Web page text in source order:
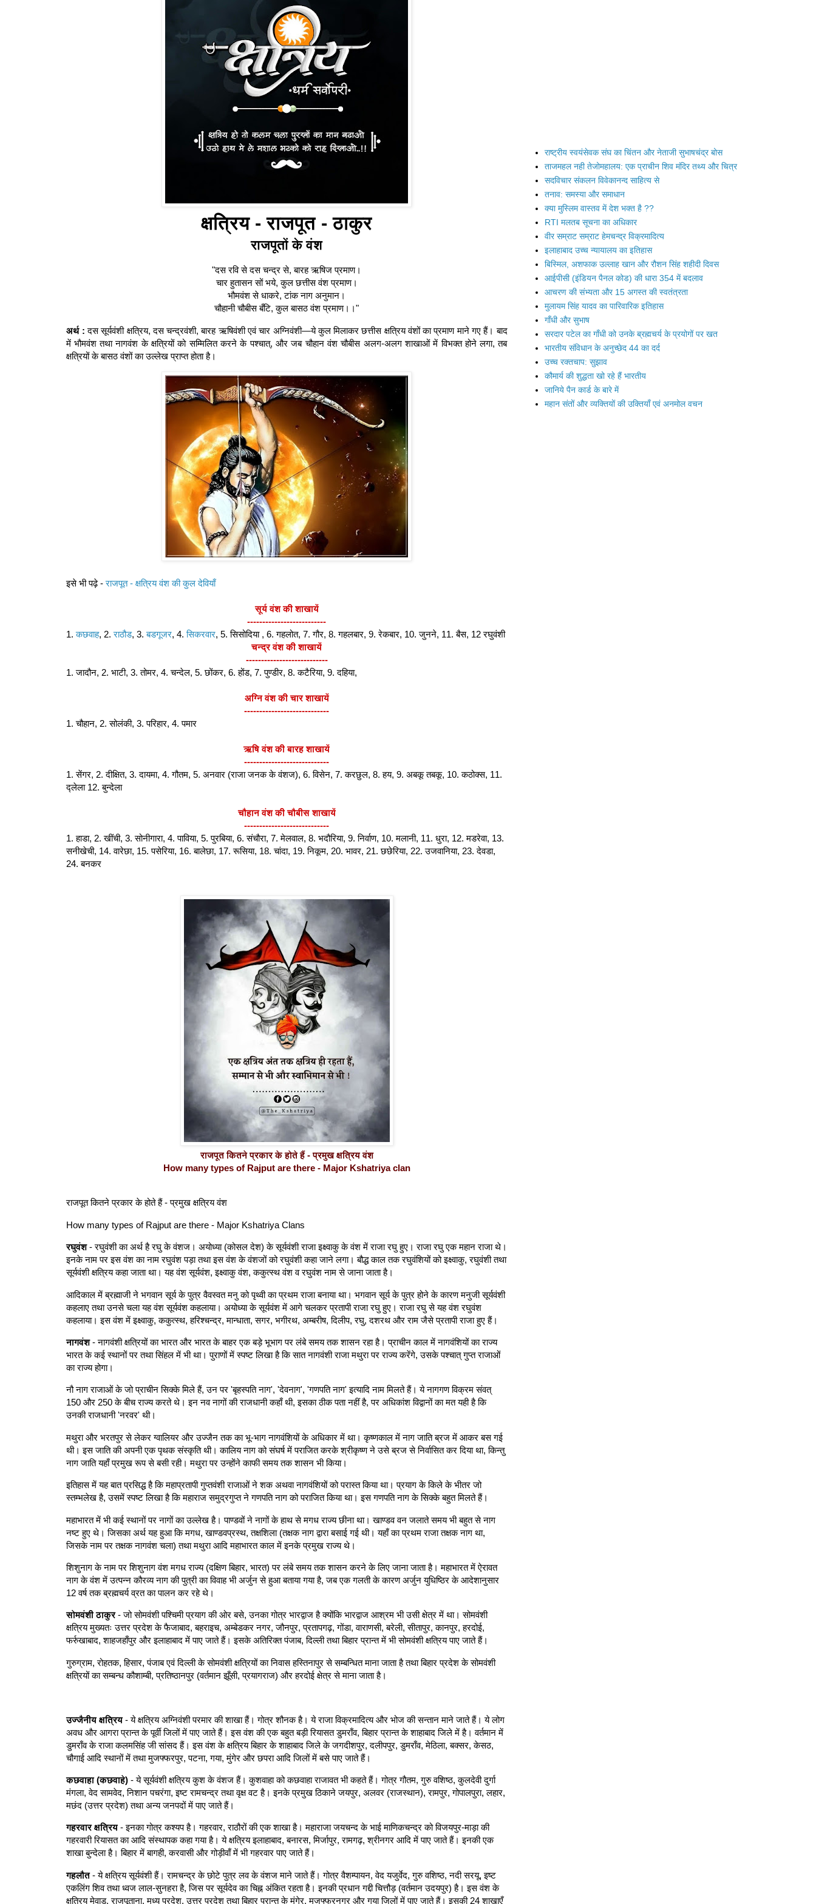
क्षत्रिय - राजपूत - ठाकुर
राजपूतों के वंश
"दस रवि से दस चन्द्र से, बारह ऋषिज प्रमाण।
चार हुतासन सों भये, कुल छत्तीस वंश प्रमाण।
भौमवंश से धाकरे, टांक नाग अनुमान।
चौहानी चौबीस बँटि, कुल बासठ वंश प्रमाण।।"
अर्थ : दस सूर्यवंशी क्षत्रिय, दस चन्द्रवंशी, बारह ऋषिवंशी एवं चार अग्निवंशी—ये कुल मिलाकर छत्तीस क्षत्रिय वंशों का प्रमाण माने गए हैं। बाद
में भौमवंश तथा नागवंश के क्षत्रियों को सम्मिलित करने के पश्चात्, और जब चौहान वंश चौबीस अलग-अलग शाखाओं में विभक्त होने लगा, तब
क्षत्रियों के बासठ वंशों का उल्लेख प्राप्त होता है।
इसे भी पढ़े -राजपूत - क्षत्रिय वंश की कुल देवियाँ
सूर्य वंश की शाखायें
--------------------------
1.कछवाह, 2.राठौड, 3.बडगूजर, 4.सिकरवार, 5. सिसोदिया , 6. गहलोत, 7. गौर, 8. गहलबार, 9. रेकबार, 10. जुनने, 11. बैस, 12 रघुवंशी
चन्द्र वंश की शाखायें
---------------------------
1. जादौन, 2. भाटी, 3. तोमर, 4. चन्देल, 5. छोंकर, 6. होंड, 7. पुण्डीर, 8. कटैरिया, 9. दहिया,
अग्नि वंश की चार शाखायें
----------------------------
1. चौहान, 2. सोलंकी, 3. परिहार, 4. पमार
ऋषि वंश की बारह शाखायें
----------------------------
1. सेंगर, 2. दीक्षित, 3. दायमा, 4. गौतम, 5. अनवार (राजा जनक के वंशज), 6. विसेन, 7. करछुल, 8. हय, 9. अबकू तबकू, 10. कठोक्स, 11.
द्लेला 12. बुन्देला
चौहान वंश की चौबीस शाखायें
----------------------------
1. हाडा, 2. खींची, 3. सोनीगारा, 4. पाविया, 5. पुरबिया, 6. संचौरा, 7. मेलवाल, 8. भदौरिया, 9. निर्वाण, 10. मलानी, 11. धुरा, 12. मडरेवा, 13.
सनीखेची, 14. वारेछा, 15. पसेरिया, 16. बालेछा, 17. रूसिया, 18. चांदा, 19. निकूम, 20. भावर, 21. छछेरिया, 22. उजवानिया, 23. देवडा,
24. बनकर
राजपूत कितने प्रकार के होते हैं - प्रमुख क्षत्रिय वंश
How many types of Rajput are there - Major Kshatriya clan
राजपूत कितने प्रकार के होते हैं - प्रमुख क्षत्रिय वंश
How many types of Rajput are there - Major Kshatriya Clans
रघुवंश- रघुवंशी का अर्थ है रघु के वंशज। अयोध्या (कोसल देश) के सूर्यवंशी राजा इक्ष्वाकु के वंश में राजा रघु हुए। राजा रघु एक महान राजा थे।
इनके नाम पर इस वंश का नाम रघुवंश पड़ा तथा इस वंश के वंशजों को रघुवंशी कहा जाने लगा। बौद्ध काल तक रघुवंशियों को इक्ष्वाकु, रघुवंशी तथा
सूर्यवंशी क्षत्रिय कहा जाता था। यह वंश सूर्यवंश, इक्ष्वाकु वंश, ककुत्स्थ वंश व रघुवंश नाम से जाना जाता है।
आदिकाल में ब्रह्माजी ने भगवान सूर्य के पुत्र वैवस्वत मनु को पृथ्वी का प्रथम राजा बनाया था। भगवान सूर्य के पुत्र होने के कारण मनुजी सूर्यवंशी
कहलाए तथा उनसे चला यह वंश सूर्यवंश कहलाया। अयोध्या के सूर्यवंश में आगे चलकर प्रतापी राजा रघु हुए। राजा रघु से यह वंश रघुवंश
कहलाया। इस वंश में इक्ष्वाकु, ककुत्स्थ, हरिश्चन्द्र, मान्धाता, सगर, भगीरथ, अम्बरीष, दिलीप, रघु, दशरथ और राम जैसे प्रतापी राजा हुए हैं।
नागवंश- नागवंशी क्षत्रियों का भारत और भारत के बाहर एक बड़े भूभाग पर लंबे समय तक शासन रहा है। प्राचीन काल में नागवंशियों का राज्य
भारत के कई स्थानों पर तथा सिंहल में भी था। पुराणों में स्पष्ट लिखा है कि सात नागवंशी राजा मथुरा पर राज्य करेंगे, उसके पश्चात् गुप्त राजाओं
का राज्य होगा।
नौ नाग राजाओं के जो प्राचीन सिक्के मिले हैं, उन पर 'बृहस्पति नाग', 'देवनाग', 'गणपति नाग' इत्यादि नाम मिलते हैं। ये नागगण विक्रम संवत्
150 और 250 के बीच राज्य करते थे। इन नव नागों की राजधानी कहाँ थी, इसका ठीक पता नहीं है, पर अधिकांश विद्वानों का मत यही है कि
उनकी राजधानी 'नरवर' थी।
मथुरा और भरतपुर से लेकर ग्वालियर और उज्जैन तक का भू-भाग नागवंशियों के अधिकार में था। कृष्णकाल में नाग जाति ब्रज में आकर बस गई
थी। इस जाति की अपनी एक पृथक संस्कृति थी। कालिय नाग को संघर्ष में पराजित करके श्रीकृष्ण ने उसे ब्रज से निर्वासित कर दिया था, किन्तु
नाग जाति यहाँ प्रमुख रूप से बसी रही। मथुरा पर उन्होंने काफी समय तक शासन भी किया।
इतिहास में यह बात प्रसिद्ध है कि महाप्रतापी गुप्तवंशी राजाओं ने शक अथवा नागवंशियों को परास्त किया था। प्रयाग के किले के भीतर जो
स्तम्भलेख है, उसमें स्पष्ट लिखा है कि महाराज समुद्रगुप्त ने गणपति नाग को पराजित किया था। इस गणपति नाग के सिक्के बहुत मिलते हैं।
महाभारत में भी कई स्थानों पर नागों का उल्लेख है। पाण्डवों ने नागों के हाथ से मगध राज्य छीना था। खाण्डव वन जलाते समय भी बहुत से नाग
नष्ट हुए थे। जिसका अर्थ यह हुआ कि मगध, खाण्डवप्रस्थ, तक्षशिला (तक्षक नाग द्वारा बसाई गई थी। यहाँ का प्रथम राजा तक्षक नाग था,
जिसके नाम पर तक्षक नागवंश चला) तथा मथुरा आदि महाभारत काल में इनके प्रमुख राज्य थे।
शिशुनाग के नाम पर शिशुनाग वंश मगध राज्य (दक्षिण बिहार, भारत) पर लंबे समय तक शासन करने के लिए जाना जाता है। महाभारत में ऐरावत
नाग के वंश में उत्पन्न कौरव्य नाग की पुत्री का विवाह भी अर्जुन से हुआ बताया गया है, जब एक गलती के कारण अर्जुन युधिष्ठिर के आदेशानुसार
12 वर्ष तक ब्रह्मचर्य व्रत का पालन कर रहे थे।
सोमवंशी ठाकुर- जो सोमवंशी पश्चिमी प्रयाग की ओर बसे, उनका गोत्र भारद्वाज है क्योंकि भारद्वाज आश्रम भी उसी क्षेत्र में था। सोमवंशी
क्षत्रिय मुख्यतः उत्तर प्रदेश के फैजाबाद, बहराइच, अम्बेडकर नगर, जौनपुर, प्रतापगढ़, गोंडा, वाराणसी, बरेली, सीतापुर, कानपुर, हरदोई,
फर्रुखाबाद, शाहजहाँपुर और इलाहाबाद में पाए जाते हैं। इसके अतिरिक्त पंजाब, दिल्ली तथा बिहार प्रान्त में भी सोमवंशी क्षत्रिय पाए जाते हैं।
गुरुग्राम, रोहतक, हिसार, पंजाब एवं दिल्ली के सोमवंशी क्षत्रियों का निवास हस्तिनापुर से सम्बन्धित माना जाता है तथा बिहार प्रदेश के सोमवंशी
क्षत्रियों का सम्बन्ध कौशाम्बी, प्रतिष्ठानपुर (वर्तमान झूँसी, प्रयागराज) और हरदोई क्षेत्र से माना जाता है।
उज्जैनीय क्षत्रिय- ये क्षत्रिय अग्निवंशी परमार की शाखा हैं। गोत्र शौनक है। ये राजा विक्रमादित्य और भोज की सन्तान माने जाते हैं। ये लोग
अवध और आगरा प्रान्त के पूर्वी जिलों में पाए जाते हैं। इस वंश की एक बहुत बड़ी रियासत डुमराँव, बिहार प्रान्त के शाहाबाद जिले में है। वर्तमान में
डुमराँव के राजा कलमसिंह जी सांसद हैं। इस वंश के क्षत्रिय बिहार के शाहाबाद जिले के जगदीशपुर, दलीपपुर, डुमराँव, मेठिला, बक्सर, केसठ,
चौगाई आदि स्थानों में तथा मुजफ्फरपुर, पटना, गया, मुंगेर और छपरा आदि जिलों में बसे पाए जाते हैं।
कछवाहा (कछवाहे)- ये सूर्यवंशी क्षत्रिय कुश के वंशज हैं। कुशवाहा को कछवाहा राजावत भी कहते हैं। गोत्र गौतम, गुरु वशिष्ठ, कुलदेवी दुर्गा
मंगला, वेद सामवेद, निशान पचरंगा, इष्ट रामचन्द्र तथा वृक्ष वट है। इनके प्रमुख ठिकाने जयपुर, अलवर (राजस्थान), रामपुर, गोपालपुरा, लहार,
मछंद (उत्तर प्रदेश) तथा अन्य जनपदों में पाए जाते हैं।
गहरवार क्षत्रिय- इनका गोत्र कश्यप है। गहरवार, राठौरों की एक शाखा है। महाराजा जयचन्द के भाई माणिकचन्द्र को विजयपुर-माड़ा की
गहरवारी रियासत का आदि संस्थापक कहा गया है। ये क्षत्रिय इलाहाबाद, बनारस, मिर्जापुर, रामगढ़, श्रीनगर आदि में पाए जाते हैं। इनकी एक
शाखा बुन्देला है। बिहार में बागही, करवासी और गोड़ीवाँ में भी गहरवार पाए जाते हैं।
गहलौत- ये क्षत्रिय सूर्यवंशी हैं। रामचन्द्र के छोटे पुत्र लव के वंशज माने जाते हैं। गोत्र वैशम्पायन, वेद यजुर्वेद, गुरु वशिष्ठ, नदी सरयू, इष्ट
एकलिंग शिव तथा ध्वज लाल-सुनहरा है, जिस पर सूर्यदेव का चिह्न अंकित रहता है। इनकी प्रधान गद्दी चित्तौड़ (वर्तमान उदयपुर) है। इस वंश के
क्षत्रिय मेवाड़, राजपूताना, मध्य प्रदेश, उत्तर प्रदेश तथा बिहार प्रान्त के मुंगेर, मुजफ्फरनगर और गया जिलों में पाए जाते हैं। इसकी 24 शाखाएँ
राष्ट्रीय स्वयंसेवक संघ का चिंतन और नेताजी सुभाषचंद्र बोस
ताजमहल नही तेजोमहालय: एक प्राचीन शिव मंदिर तथ्य और चित्र
सदविचार संकलन विवेकानन्द साहित्य से
तनाव: समस्या और समाधान
क्या मुस्लिम वास्तव में देश भक्त है ??
RTI मलतब सूचना का अधिकार
वीर सम्राट सम्राट हेमचन्द्र विक्रमादित्य
इलाहाबाद उच्च न्यायालय का इतिहास
बिस्मिल, अशफाक उल्लाह खान और रौशन सिंह शहीदी दिवस
आईपीसी (इंडियन पैनल कोड) की धारा 354 में बदलाव
आचरण की संभ्यता और 15 अगस्त की स्वतंत्रता
मुलायम सिंह यादव का पारिवारिक इतिहास
गाँधी और सुभाष
सरदार पटेल का गाँधी को उनके ब्रह्मचर्य के प्रयोगों पर खत
भारतीय संविधान के अनुच्छेद 44 का दर्द
उच्च रक्तचाप: सुझाव
कौमार्य की शुद्धता खो रहे हैं भारतीय
जानिये पैन कार्ड के बारे में
महान संतों और व्यक्तियों की उक्तियाँ एवं अनमोल वचन